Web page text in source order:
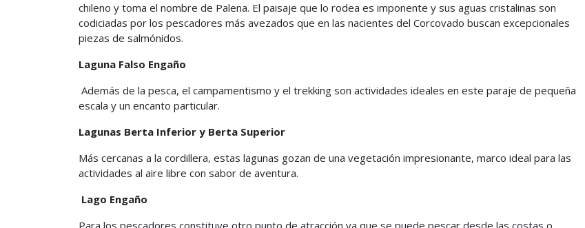
chileno y toma el nombre de Palena. El paisaje que lo rodea es imponente y sus aguas cristalinas son
codiciadas por los pescadores más avezados que en las nacientes del Corcovado buscan excepcionales
piezas de salmónidos.
Laguna Falso Engaño
Además de la pesca, el campamentismo y el trekking son actividades ideales en este paraje de pequeña
escala y un encanto particular.
Lagunas Berta Inferior y Berta Superior
Más cercanas a la cordillera, estas lagunas gozan de una vegetación impresionante, marco ideal para las
actividades al aire libre con sabor de aventura.
Lago Engaño
Para los pescadores constituye otro punto de atracción ya que se puede pescar desde las costas o